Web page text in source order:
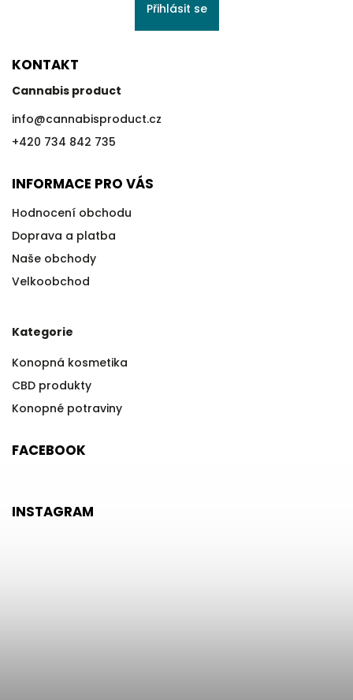
Přihlásit se
KONTAKT
Cannabis product
info@cannabisproduct.cz
+420 734 842 735
INFORMACE PRO VÁS
Hodnocení obchodu
Doprava a platba
Naše obchody
Velkoobchod
Kategorie
Konopná kosmetika
CBD produkty
Konopné potraviny
FACEBOOK
INSTAGRAM